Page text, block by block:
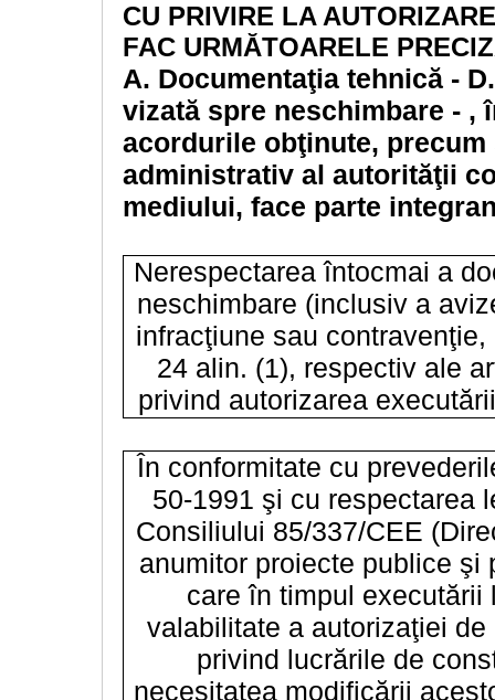
CU PRIVIRE LA
FAC URMĂTOARELE
A. Documentaţia tehnică -
vizată spre neschimbare - ,
acordurile obţinute,
administrativ al autorităţii
mediului, face parte
Nerespectarea întocmai a
neschimbare (inclusiv a
infracţiune sau
24 alin. (1), respectiv ale
privind autorizarea
În conformitate cu
50-1991 şi cu respectarea
Consiliului 85/337/CEE
anumitor proiecte publice
care în timpul
valabilitate a autorizaţiei
privind lucrările de
necesitatea modificării